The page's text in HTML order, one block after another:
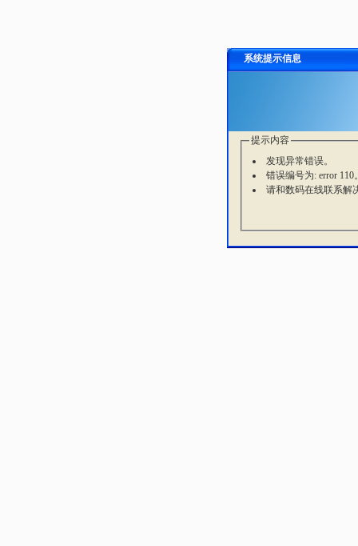
系统提示信息
提示内容
发现异常错误。
错误编号为: error 110
请和数码在线联系解